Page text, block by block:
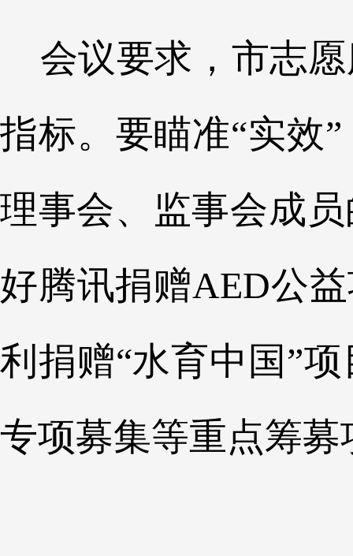
会议要求，市志愿
指标。要瞄准“实效
理事会、监事会成
好腾讯捐赠AED公
利捐赠“水育中国”
专项募集等重点筹募